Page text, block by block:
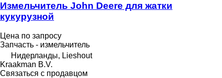
Измельчитель John Deere для жатки
кукурузной
Цена по запросу
Запчасть - измельчитель
Нидерланды, Lieshout
Kraakman B.V.
Связаться с продавцом